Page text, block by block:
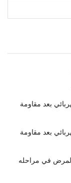
بعد مقاومة
بعد مقاومة
في مراحله